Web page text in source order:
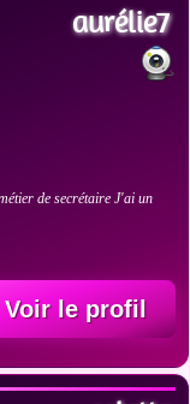
aurélie7
de secrétaire J'ai un
Voir le profil